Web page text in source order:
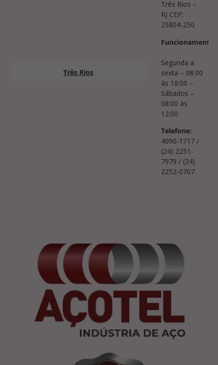
Três Rios
Três Rios –
RJ CEP:
25804-250
Funcionamento:
Segunda a
sexta – 08:00
às 18:00 –
Sábados –
08:00 às
12:00
Telefone:
4090-1717 /
(24) 2251-
7979 / (24)
2252-0707